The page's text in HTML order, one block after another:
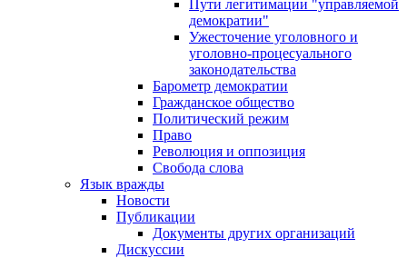
Пути легитимации "управляемой
демократии"
Ужесточение уголовного и
уголовно-процесуального
законодательства
Барометр демократии
Гражданское общество
Политический режим
Право
Революция и оппозиция
Свобода слова
Язык вражды
Новости
Публикации
Документы других организаций
Дискуссии